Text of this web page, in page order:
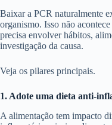
Baixar a PCR naturalmente
organismo. Isso não
precisa envolver hábitos,
investigação da causa.
Veja os pilares principais.
1. Adote uma dieta anti-
A alimentação tem impacto